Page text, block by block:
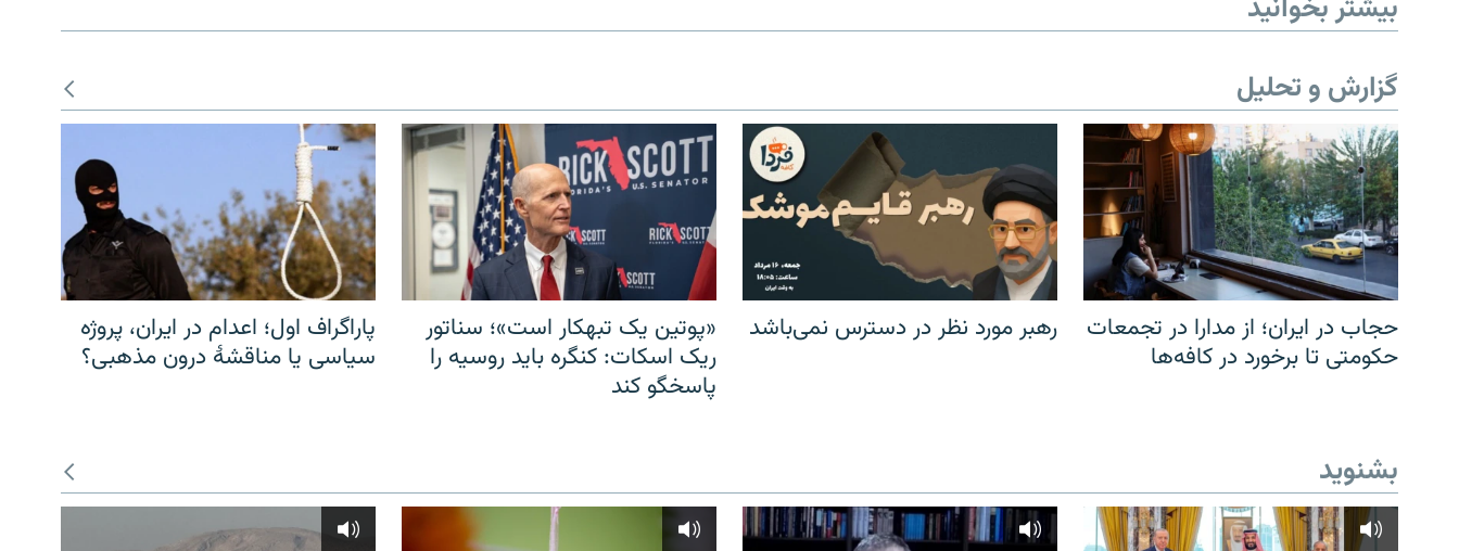
بیشتر بخوانید
گزارش و تحلیل
حجاب در ایران؛ از مدارا در تجمعات
حکومتی تا برخورد در کافه‌ها
رهبر مورد نظر در دسترس نمی‌باشد
«پوتین یک تبهکار است»؛ سناتور
ریک اسکات: کنگره باید روسیه را
پاسخگو کند
پاراگراف اول؛ اعدام در ایران، پروژه
سیاسی یا مناقشهٔ درون مذهبی؟
بشنوید